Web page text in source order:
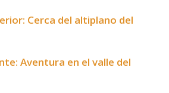
Cerca del altiplano del
Aventura en el valle del